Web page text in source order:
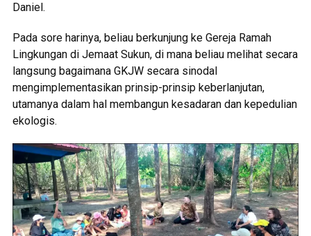
Daniel.
Pada sore harinya, beliau berkunjung ke Gereja Ramah
Lingkungan di Jemaat Sukun, di mana beliau melihat secara
langsung bagaimana GKJW secara sinodal
mengimplementasikan prinsip-prinsip keberlanjutan,
utamanya dalam hal membangun kesadaran dan kepedulian
ekologis.